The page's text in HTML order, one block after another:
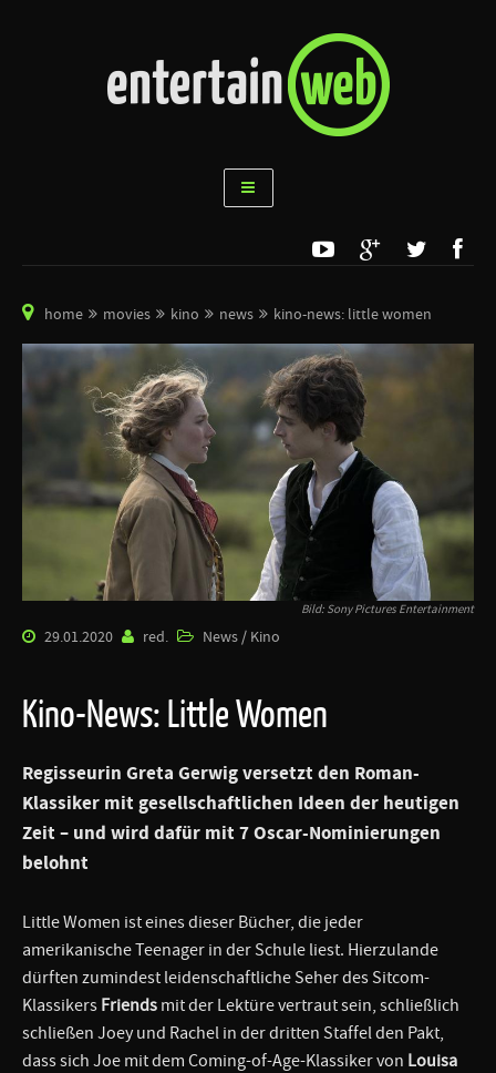
home movies kino news kino-news: little women
Bild: Sony Pictures Entertainment
29.01.2020 red. News / Kino
Kino-News: Little Women
Regisseurin Greta Gerwig versetzt den Roman-
Klassiker mit gesellschaftlichen Ideen der heutigen
Zeit – und wird dafür mit 7 Oscar-Nominierungen
belohnt
Little Women ist eines dieser Bücher, die jeder
amerikanische Teenager in der Schule liest. Hierzulande
dürften zumindest leidenschaftliche Seher des Sitcom-
Klassikers Friends mit der Lektüre vertraut sein, schließlich
schließen Joey und Rachel in der dritten Staffel den Pakt,
dass sich Joe mit dem Coming-of-Age-Klassiker von Louisa